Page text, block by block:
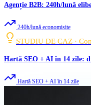
Agenție B2B: 240h/lună
240h/lună economisite
STUDIU DE CAZ ·
Hartă SEO + AI în 14 zile:
Hartă SEO + AI în 14 zile